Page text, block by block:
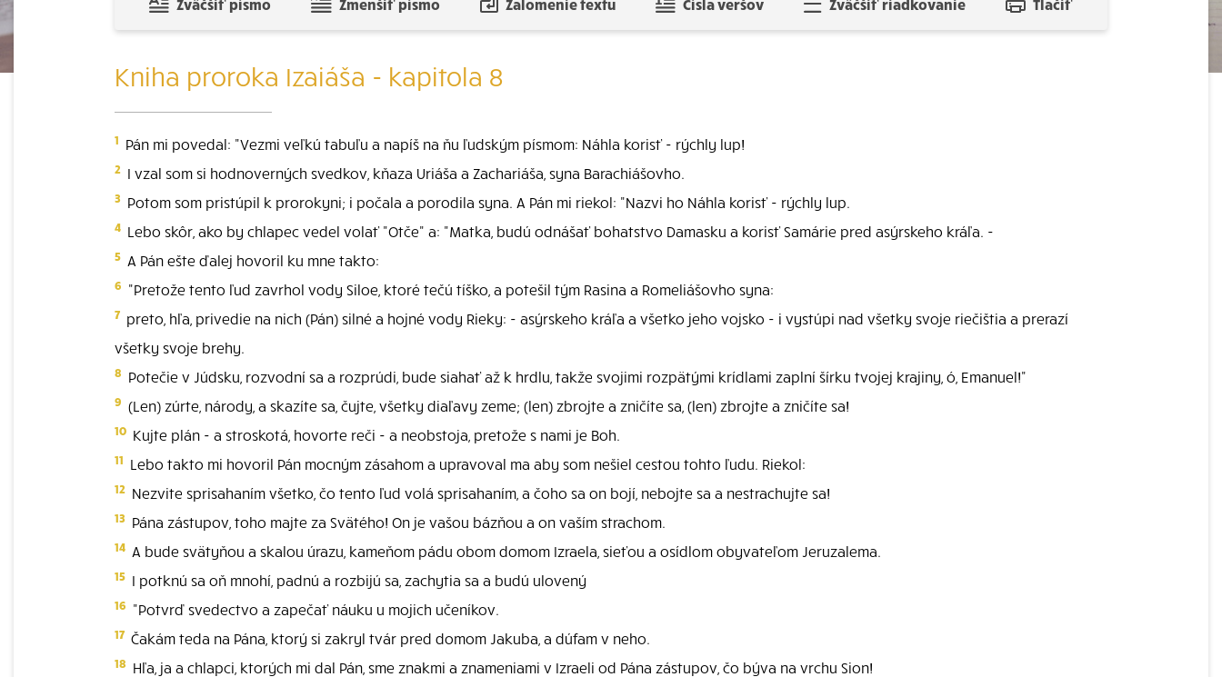
Kniha proroka Izaiáša - kapitola 8
1 Pán mi povedal: "Vezmi veľkú tabuľu a napíš na ňu ľudským písmom: Náhla korisť - rýchly lup!
2 I vzal som si hodnoverných svedkov, kňaza Uriáša a Zachariáša, syna Barachiášovho.
3 Potom som pristúpil k prorokyni; i počala a porodila syna. A Pán mi riekol: "Nazvi ho Náhla korisť - rýchly lup.
4 Lebo skôr, ako by chlapec vedel volať "Otče" a: "Matka, budú odnášať bohatstvo Damasku a korisť Samárie pred asýrskeho kráľa. -
5 A Pán ešte ďalej hovoril ku mne takto:
6 "Pretože tento ľud zavrhol vody Siloe, ktoré tečú tíško, a potešil tým Rasina a Romeliášovho syna:
7 preto, hľa, privedie na nich (Pán) silné a hojné vody Rieky: - asýrskeho kráľa a všetko jeho vojsko - i vystúpi nad všetky svoje riečištia a prerazí
všetky svoje brehy.
8 Potečie v Júdsku, rozvodní sa a rozprúdi, bude siahať až k hrdlu, takže svojimi rozpätými krídlami zaplní šírku tvojej krajiny, ó, Emanuel!"
9 (Len) zúrte, národy, a skazíte sa, čujte, všetky diaľavy zeme; (len) zbrojte a zničíte sa, (len) zbrojte a zničíte sa!
10 Kujte plán - a stroskotá, hovorte reči - a neobstoja, pretože s nami je Boh.
11 Lebo takto mi hovoril Pán mocným zásahom a upravoval ma aby som nešiel cestou tohto ľudu. Riekol:
12 Nezvite sprisahaním všetko, čo tento ľud volá sprisahaním, a čoho sa on bojí, nebojte sa a nestrachujte sa!
13 Pána zástupov, toho majte za Svätého! On je vašou bázňou a on vaším strachom.
14 A bude svätyňou a skalou úrazu, kameňom pádu obom domom Izraela, sieťou a osídlom obyvateľom Jeruzalema.
15 I potknú sa oň mnohí, padnú a rozbijú sa, zachytia sa a budú ulovený
16 "Potvrď svedectvo a zapečať náuku u mojich učeníkov.
17 Čakám teda na Pána, ktorý si zakryl tvár pred domom Jakuba, a dúfam v neho.
18 Hľa, ja a chlapci, ktorých mi dal Pán, sme znakmi a znameniami v Izraeli od Pána zástupov, čo býva na vrchu Sion!